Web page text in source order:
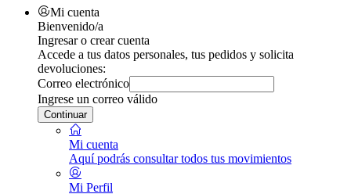
Mi cuenta
Bienvenido/a
Ingresar o crear cuenta
Accede a tus datos personales, tus pedidos y solicita
devoluciones:
Correo electrónico
Ingrese un correo válido
Continuar
Mi cuenta
Aquí podrás consultar todos tus movimientos
Mi Perfil